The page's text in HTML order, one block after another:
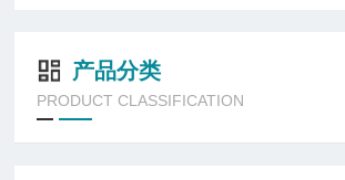
产品分类
PRODUCT CLASSIFICATION